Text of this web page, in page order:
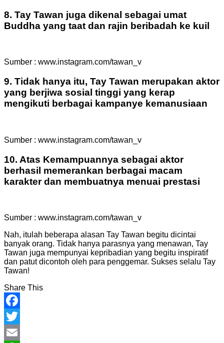
8. Tay Tawan juga dikenal sebagai umat
Buddha yang taat dan rajin beribadah ke kuil
Sumber : www.instagram.com/tawan_v
9. Tidak hanya itu, Tay Tawan merupakan aktor
yang berjiwa sosial tinggi yang kerap
mengikuti berbagai kampanye kemanusiaan
Sumber : www.instagram.com/tawan_v
10. Atas Kemampuannya sebagai aktor
berhasil memerankan berbagai macam
karakter dan membuatnya menuai prestasi
Sumber : www.instagram.com/tawan_v
Nah, itulah beberapa alasan Tay Tawan begitu dicintai
banyak orang. Tidak hanya parasnya yang menawan, Tay
Tawan juga mempunyai kepribadian yang begitu inspiratif
dan patut dicontoh oleh para penggemar. Sukses selalu Tay
Tawan!
Share This
Facebook
Twitter